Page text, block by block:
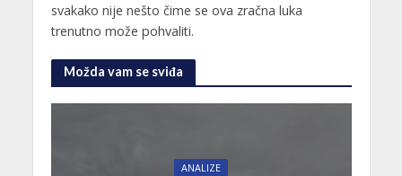
svakako nije nešto čime se ova zračna luka
trenutno može pohvaliti.
Možda vam se sviđa
ANALIZE